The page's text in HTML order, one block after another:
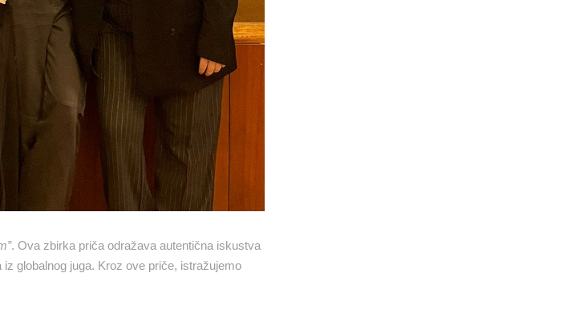
. Ova zbirka priča odražava autentična iskustva
globalnog juga. Kroz ove priče, istražujemo